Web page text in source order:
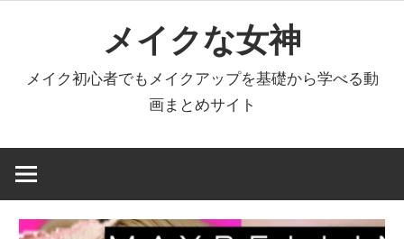
へ
キ
メイクな女神
メイク初心者でもメイクアップを基礎から学べる動
画まとめサイト